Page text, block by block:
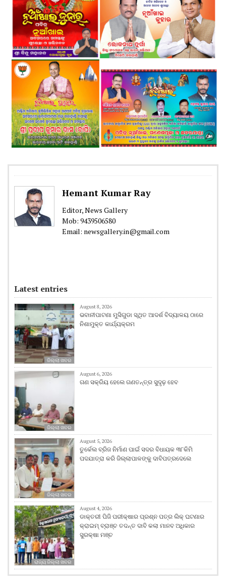
Hemant Kumar Ray
Editor, News Gallery
Mob: 9439506580
Email: newsgallery.in@gmail.com
Latest entries
ଜିଲ୍ଲା ଖବର
August 8, 2026
ଭବାନୀପାଟଣା ମୁସିଗୁଡା ସ୍ଥିତ ଆଦର୍ଶ ବିଦ୍ୟାଳୟ ଠାରେ
ନିଶାମୁକ୍ତ କାର୍ଯ୍ୟକ୍ରମ
ଜିଲ୍ଲା ଖବର
August 6, 2026
ଗଣ ସକ୍ରିୟ ହେଲେ ଗଣତନ୍ତ୍ର ସୁଦୃଢ଼ ହେବ
ଜିଲ୍ଲା ଖବର
August 5, 2026
ତୁର୍କେଲ ବ୍ରିଜ ନିର୍ମାଣ ପାଇଁ ସଦର ବିଧାୟକ ୩୮କିମି
ପଦଯାତ୍ରା କରି ଜିଲ୍ଲାପାଳଙ୍କୁ ଦାବିପତ୍ରଦେଲେ
ରାଜ୍ୟ ଜିଲ୍ଲା ଖବର
August 4, 2026
ଡାକ୍ତରୀ ପିଜି ପରୀକ୍ଷାର ପ୍ରଶ୍ନ ପତ୍ର ଲିକ୍ ଘଟଣାର
କ୍ରାଇମ୍ ବ୍ରାଞ୍ଚ ତଦନ୍ତ ଦାବି କଲା ମାନବ ଅଧିକାର
ସୁରକ୍ଷା ମଞ୍ଚ